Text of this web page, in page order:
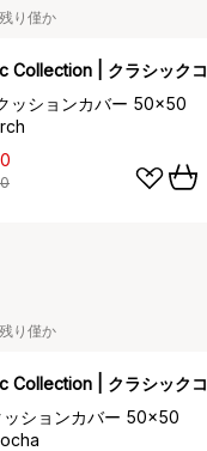
り僅か
Collection | クラシック
ッションカバー 50x50
り僅か
Collection | クラシック
ッションカバー 50x50